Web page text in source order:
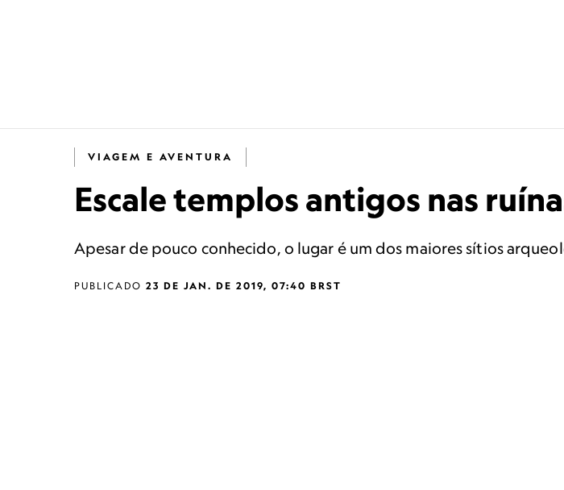
VIAGEM E AVENTURA
Escale templos antigos nas
Apesar de pouco conhecido, o lugar é um dos maiores sítios
PUBLICADO 23 DE JAN. DE 2019, 07:40 BRST